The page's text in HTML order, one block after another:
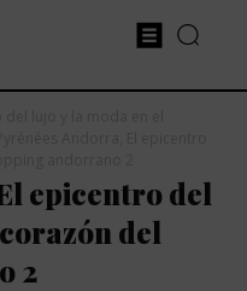
epicentro del
del
2